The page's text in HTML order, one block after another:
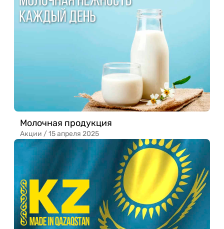
Молочная продукция
Акции /15 апреля 2025